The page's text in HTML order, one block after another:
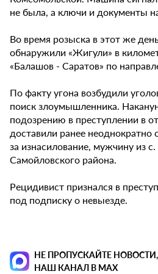
не была, а ключи и документы
Во время розыска в этот же
обнаружили «Жигули» в
«Балашов - Саратов» по
По факту угона возбудили
поиск злоумышленника.
подозрению в преступлении в
доставили ранее неоднократно
за изнасилование, мужчину из
Самойловского района.
Рецидивист признался в
под подписку о невыезде.
НЕ ПРОПУСКАЙТЕ
НАШ КАНАЛ В MAX